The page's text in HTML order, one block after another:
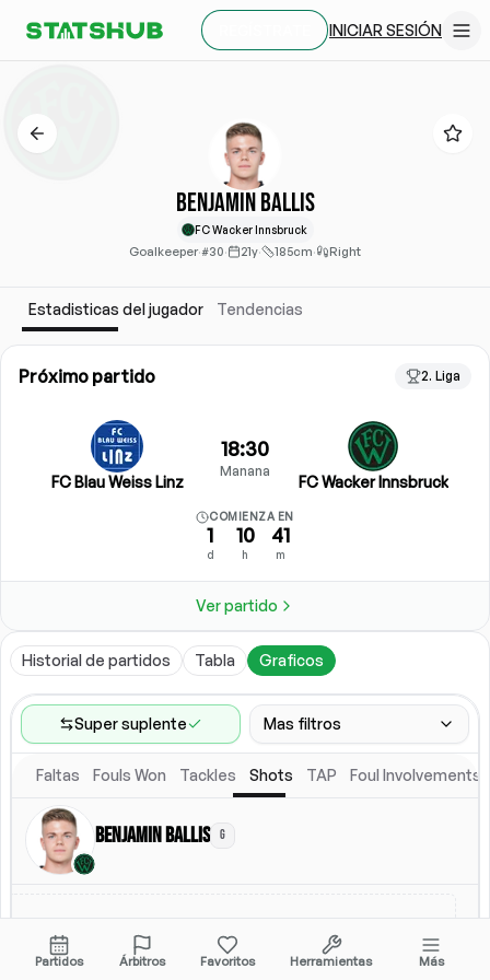
INICIAR SESIÓN
Benjamin Ballis
FC Wacker Innsbruck
Goalkeeper·#30· 21y· 185cm· Right
Estadisticas del jugador Tendencias
Próximo partido 2. Liga
FC Blau Weiss Linz
18:30
Manana
FC Wacker Innsbruck
COMIENZA EN
1
d
10
h
41
m
Ver partido
Historial de partidos Tabla Graficos
Super suplente Mas filtros
Rango de partidos
Ultimos 60 partidos
Ubicacion
Faltas Fouls Won Tackles Shots TAP Foul Involvements
Benjamin Ballis G
Partidos Árbitros Favoritos Herramientas Más